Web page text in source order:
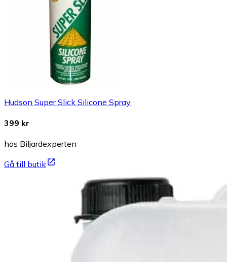
Hudson Super Slick Silicone Spray
399 kr
hos Biljardexperten
Gå till butik